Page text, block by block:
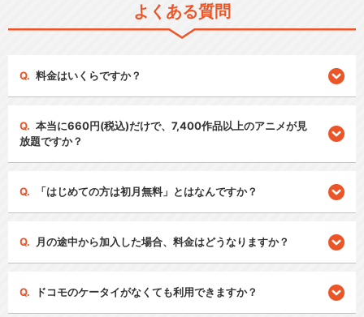
よくある質問
料金はいくらですか？
本当に660円(税込)だけで、7,400作品以上のアニメが見
放題ですか？
「はじめての方は初月無料」とはなんですか？
月の途中から加入した場合、料金はどうなりますか？
ドコモのケータイがなくても利用できますか？